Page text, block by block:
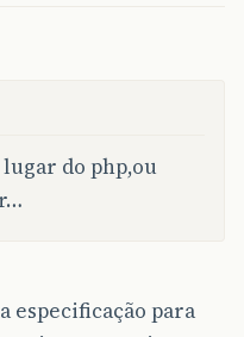
do php,ou
especificação para